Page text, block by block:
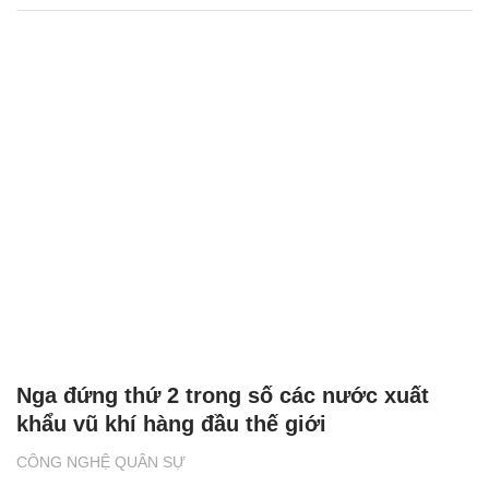
CÔNG NGHỆ QUÂN SỰ
Nga đứng thứ 2 trong số các nước xuất
khẩu vũ khí hàng đầu thế giới